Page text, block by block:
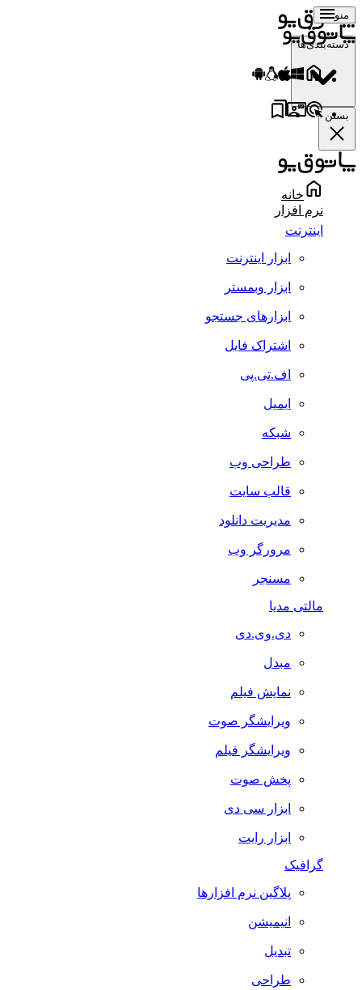
منو
دسته‌بندی‌ها
بستن
خانه
نرم افزار
اینترنت
ابزار اینترنت
ابزار وبمستر
ابزارهای جستجو
اشتراک فایل
اف.تی.پی
ایمیل
شبکه
طراحی وب
قالب سایت
مدیریت دانلود
مرورگر وب
مسنجر
مالتی مدیا
دی.وی.دی
مبدل
نمایش فیلم
ویرایشگر صوت
ویرایشگر فیلم
پخش صوت
ابزار سی دی
ابزار رایت
گرافیک
پلاگین نرم افزارها
انیمیشن
تبدیل
طراحی